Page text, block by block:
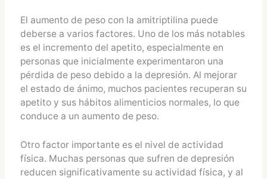
El aumento de peso con la amitriptilina puede
deberse a varios factores. Uno de los más notables
es el incremento del apetito, especialmente en
personas que inicialmente experimentaron una
pérdida de peso debido a la depresión. Al mejorar
el estado de ánimo, muchos pacientes recuperan su
apetito y sus hábitos alimenticios normales, lo que
conduce a un aumento de peso.
Otro factor importante es el nivel de actividad
física. Muchas personas que sufren de depresión
reducen significativamente su actividad física, y al